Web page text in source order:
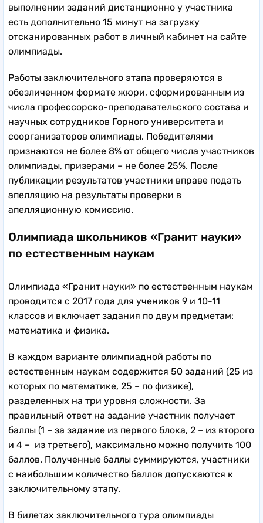
выполнении заданий дистанционно у участника
есть дополнительно 15 минут на загрузку
отсканированных работ в личный кабинет на сайте
олимпиады.
Работы заключительного этапа проверяются в
обезличенном формате жюри, сформированным из
числа профессорско-преподавательского состава и
научных сотрудников Горного университета и
соорганизаторов олимпиады. Победителями
признаются не более 8% от общего числа участников
олимпиады, призерами – не более 25%. После
публикации результатов участники вправе подать
апелляцию на результаты проверки в
апелляционную комиссию.
Олимпиада школьников «Гранит науки»
по естественным наукам
Олимпиада «Гранит науки» по естественным наукам
проводится с 2017 года для учеников 9 и 10-11
классов и включает задания по двум предметам:
математика и физика.
В каждом варианте олимпиадной работы по
естественным наукам содержится 50 заданий (25 из
которых по математике, 25 – по физике),
разделенных на три уровня сложности. За
правильный ответ на задание участник получает
баллы (1 – за задание из первого блока, 2 – из второго
и 4 – из третьего), максимально можно получить 100
баллов. Полученные баллы суммируются, участники
с наибольшим количество баллов допускаются к
заключительному этапу.
В билетах заключительного тура олимпиады